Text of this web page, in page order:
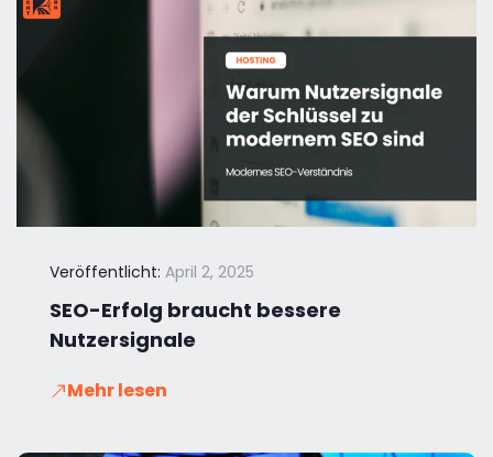
Veröffentlicht: April 2, 2025
SEO-Erfolg braucht bessere
Nutzersignale
Mehr lesen